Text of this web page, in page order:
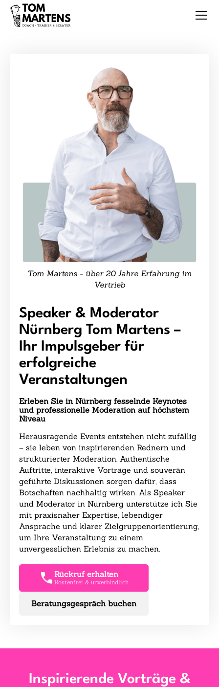
Speaker & Moderator
Nürnberg Tom Martens –
Ihr Impulsgeber für
erfolgreiche
Veranstaltungen
Erleben Sie in Nürnberg fesselnde Keynotes
und professionelle Moderation auf höchstem
Niveau
Herausragende Events entstehen nicht zufällig
– sie leben von inspirierenden Rednern und
strukturierter Moderation. Authentische
Auftritte, interaktive Vorträge und souverän
geführte Diskussionen sorgen dafür, dass
Botschaften nachhaltig wirken. Als Speaker
und Moderator in Nürnberg unterstütze ich Sie
mit praxisnaher Expertise, lebendiger
Ansprache und klarer Zielgruppenorientierung,
um Ihre Veranstaltung zu einem
unvergesslichen Erlebnis zu machen.
Rückruf erhalten
Kostenfrei & unverbindlich
Beratungsgespräch buchen
Tom Martens - über 20 Jahre Erfahrung im
Vertrieb
Inspirierende Vorträge &